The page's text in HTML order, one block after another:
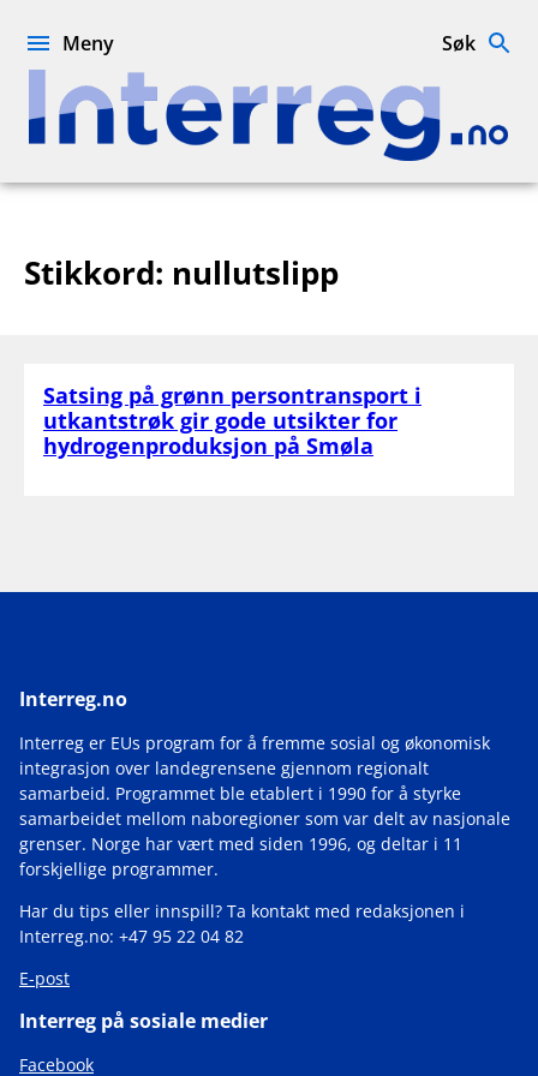
Interreg.no
Meny Søk
Stikkord: nullutslipp
Satsing på grønn persontransport i
utkantstrøk gir gode utsikter for
hydrogenproduksjon på Smøla
Interreg.no
Interreg er EUs program for å fremme sosial og økonomisk
integrasjon over landegrensene gjennom regionalt
samarbeid. Programmet ble etablert i 1990 for å styrke
samarbeidet mellom naboregioner som var delt av nasjonale
grenser. Norge har vært med siden 1996, og deltar i 11
forskjellige programmer.
Har du tips eller innspill? Ta kontakt med redaksjonen i
Interreg.no: +47 95 22 04 82
E-post
Interreg på sosiale medier
Facebook